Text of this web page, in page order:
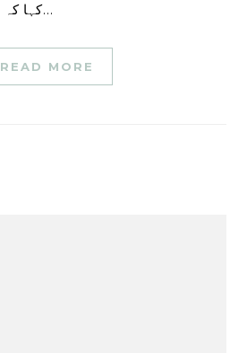
کہا کہ خیال کیا جاتا ہے کہ 59…
READ MORE